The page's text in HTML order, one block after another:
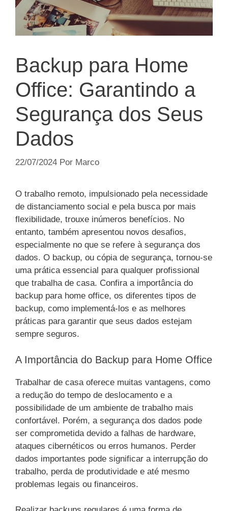
Backup para Home
Office: Garantindo a
Segurança dos Seus
Dados
22/07/2024 Por Marco
O trabalho remoto, impulsionado pela necessidade
de distanciamento social e pela busca por mais
flexibilidade, trouxe inúmeros benefícios. No
entanto, também apresentou novos desafios,
especialmente no que se refere à segurança dos
dados. O backup, ou cópia de segurança, tornou-se
uma prática essencial para qualquer profissional
que trabalha de casa. Confira a importância do
backup para home office, os diferentes tipos de
backup, como implementá-los e as melhores
práticas para garantir que seus dados estejam
sempre seguros.
A Importância do Backup para Home Office
Trabalhar de casa oferece muitas vantagens, como
a redução do tempo de deslocamento e a
possibilidade de um ambiente de trabalho mais
confortável. Porém, a segurança dos dados pode
ser comprometida devido a falhas de hardware,
ataques cibernéticos ou erros humanos. Perder
dados importantes pode significar a interrupção do
trabalho, perda de produtividade e até mesmo
problemas legais ou financeiros.